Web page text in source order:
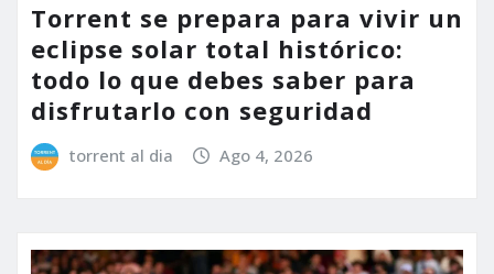
Torrent se prepara para vivir un
eclipse solar total histórico:
todo lo que debes saber para
disfrutarlo con seguridad
torrent al dia Ago 4, 2026